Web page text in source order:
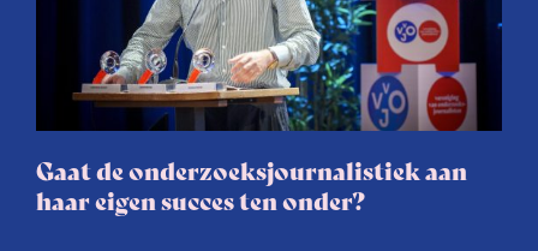
soms worden publicaties aangepast of
gaat de hele publicatie zelfs niet door.
Gaat de onderzoeksjournalistiek aan
haar eigen succes ten onder?